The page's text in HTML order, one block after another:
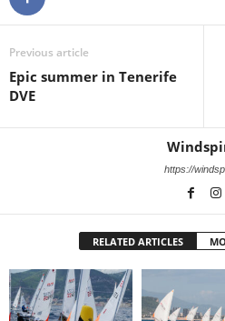
Previous article
Epic summer in Tenerife
DVE
https://
RELATED ARTICLES